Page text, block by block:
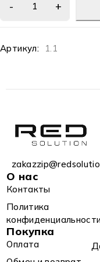
Артикул: 1.1
О нас
Контакты
Политика
Покупка
Оплата